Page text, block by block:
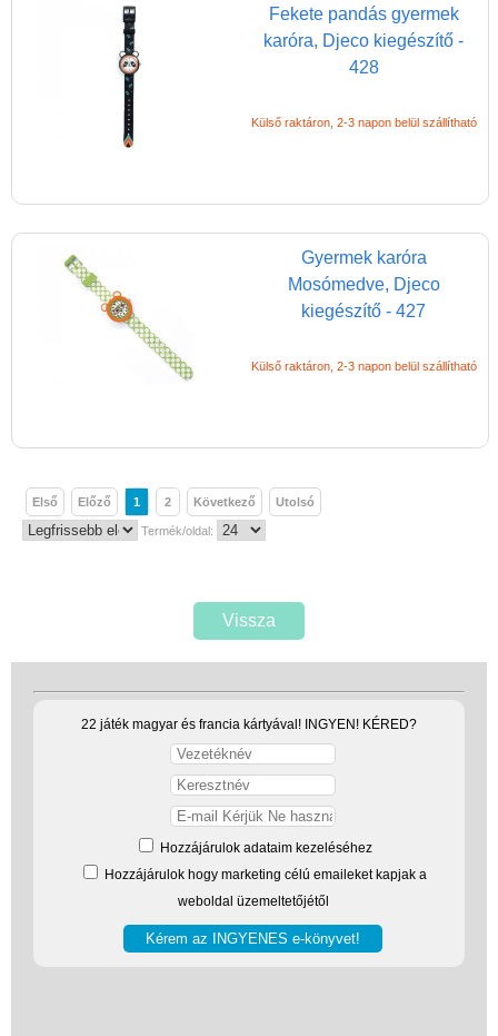
Fekete pandás gyermek
karóra, Djeco kiegészítő -
428
Külső raktáron, 2-3 napon belül szállítható
Gyermek karóra
Mosómedve, Djeco
kiegészítő - 427
Külső raktáron, 2-3 napon belül szállítható
Első Előző 1 2 Következő Utolsó
Termék/oldal:
Vissza
22 játék magyar és francia kártyával! INGYEN! KÉRED?
Hozzájárulok adataim kezeléséhez
Hozzájárulok hogy marketing célú emaileket kapjak a
weboldal üzemeltetőjétől